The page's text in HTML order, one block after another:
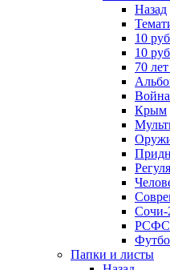
Назад
10
10
70
Война
Крым
Сочи-
Папки и листы